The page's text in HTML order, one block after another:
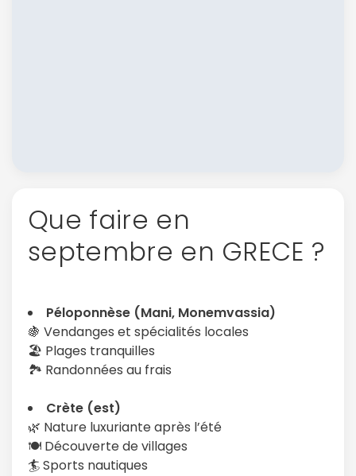
Que faire en
septembre en GRECE ?
Péloponnèse (Mani, Monemvassia)
🍇 Vendanges et spécialités locales
🏖️ Plages tranquilles
🏞️ Randonnées au frais
Crète (est)
🌿 Nature luxuriante après l’été
🍽️ Découverte de villages
🏄 Sports nautiques